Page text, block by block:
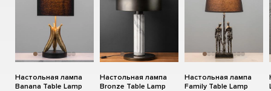
Настольная лампа
Banana Table Lamp
Настольная лампа
Bronze Table Lamp
Настольная лампа
Family Table Lamp